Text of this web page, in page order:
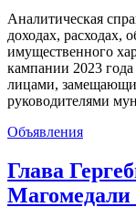
Аналитическая
доходах, расходах,
имущественного
кампании 2023
лицами,
руководителями
Объявления
Глава
Магомедали